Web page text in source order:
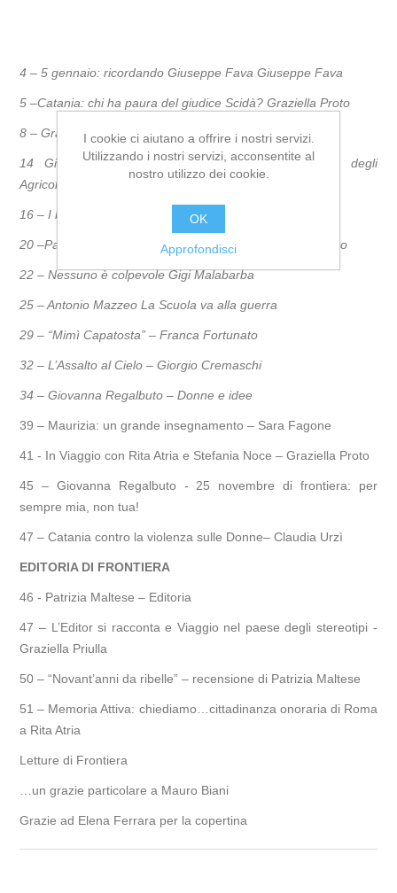
4– 5 gennaio: ricordando Giuseppe Fava Giuseppe Fava
5 –Catania: chi ha paura del giudice Scidà? Graziella Proto
8 – Graziella Proto Salviamo la casa di Rosetta Piazza
14 Giuliana Buzzone –Altragricoltura – dalla parte degli
Agricoltori
16 – I beni “vostri” sono nostri!– Pina Palella
20 –Parola d’ordine: Respingere Fulvio Vassallo Paleologo
22 –Nessuno è colpevoleGigi Malabarba
25 –Antonio MazzeoLa Scuola va alla guerra
29 – “Mimì Capatosta” – Franca Fortunato
32 – L’Assalto al Cielo – Giorgio Cremaschi
34 – Giovanna Regalbuto – Donne e idee
39 – Maurizia: un grande insegnamento – Sara Fagone
41 - In Viaggio con Rita Atria e Stefania Noce – Graziella Proto
45 – Giovanna Regalbuto - 25 novembre di frontiera: per
sempre mia, non tua!
47 – Catania contro la violenza sulle Donne– Claudia Urzì
EDITORIA DI FRONTIERA
46 - Patrizia Maltese – Editoria
47 – L’Editor si racconta e Viaggio nel paese degli stereotipi -
Graziella Priulla
50 – “Novant’anni da ribelle” – recensione di Patrizia Maltese
51 – Memoria Attiva: chiediamo…cittadinanza onoraria di Roma
a Rita Atria
Letture di Frontiera
…un grazie particolare a Mauro Biani
Grazie ad Elena Ferrara per la copertina
I cookie ci aiutano a offrire i nostri servizi.
Utilizzando i nostri servizi, acconsentite al
nostro utilizzo dei cookie.
OK
Approfondisci